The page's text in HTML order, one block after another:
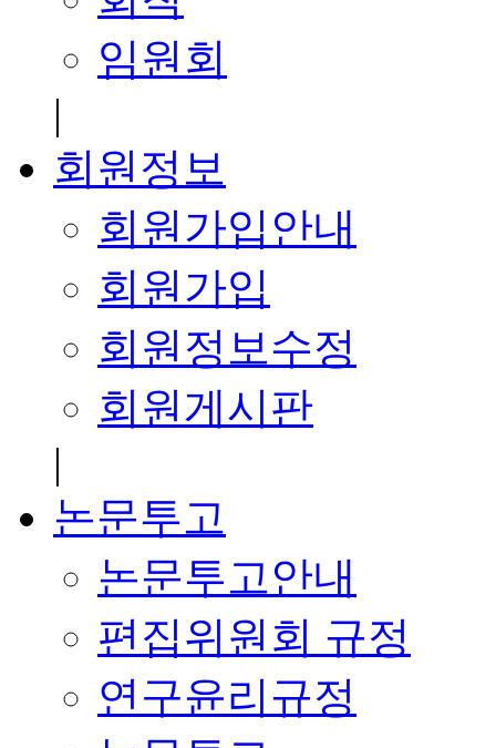
임원회
|
회원정보
회원가입안내
회원가입
회원정보수정
회원게시판
|
논문투고
논문투고안내
편집위원회 규정
연구윤리규정